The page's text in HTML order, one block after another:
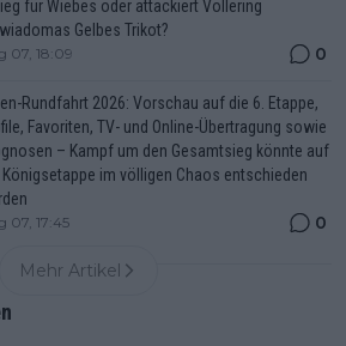
für Wiebes oder attackiert Vollering
Gelbes Trikot?
07, 18:09 0
Rundfahrt 2026: Vorschau auf die 6. Etappe,
Favoriten, TV- und Online-Übertragung sowie
– Kampf um den Gesamtsieg könnte auf
Königsetappe im völligen Chaos entschieden
07, 17:45 0
Mehr Artikel